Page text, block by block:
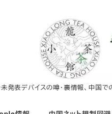
発表デバイスの噂・裏情報、中国で